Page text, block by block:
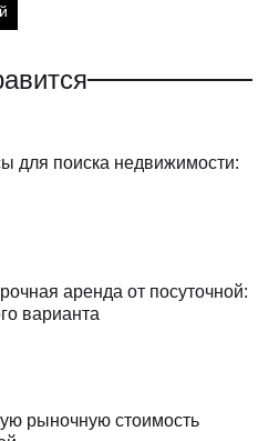
для поиска недвижимости:
аренда от посуточной:
варианта
рыночную стоимость